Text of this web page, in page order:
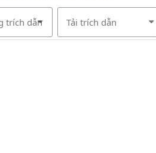
trích dẫn Tải trích dẫn